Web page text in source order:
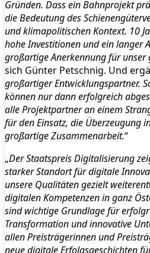
Gründen. Dass ein Bahnprojekt
die Bedeutung des
und klimapolitischen Kontext. 10
hohe Investitionen und ein langer
großartige Anerkennung für unser
sich Günter Petschnig. Und
großartiger Entwicklungspartner.
können nur dann erfolgreich
alle Projektpartner an einem
für den Einsatz, die Überzeugung
großartige Zusammenarbeit.“
„Der Staatspreis Digitalisierung
starker Standort für digitale
unsere Qualitäten gezielt
digitalen Kompetenzen in ganz
sind wichtige Grundlage für
Transformation und innovative
allen Preisträgerinnen und
neue digitale Erfolgsgeschichten